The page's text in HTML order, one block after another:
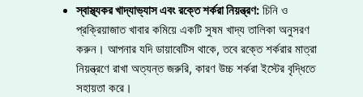
স্বাস্থ্যকর খাদ্যাভ্যাস এবং রক্তে শর্করা নিয়ন্ত্রণ:চিনি ও
প্রক্রিয়াজাত খাবার কমিয়ে একটি সুষম খাদ্য তালিকা অনুসরণ
করুন। আপনার যদি ডায়াবেটিস থাকে, তবে রক্তে শর্করার মাত্রা
নিয়ন্ত্রণে রাখা অত্যন্ত জরুরি, কারণ উচ্চ শর্করা ইস্টের বৃদ্ধিতে
সহায়তা করে।